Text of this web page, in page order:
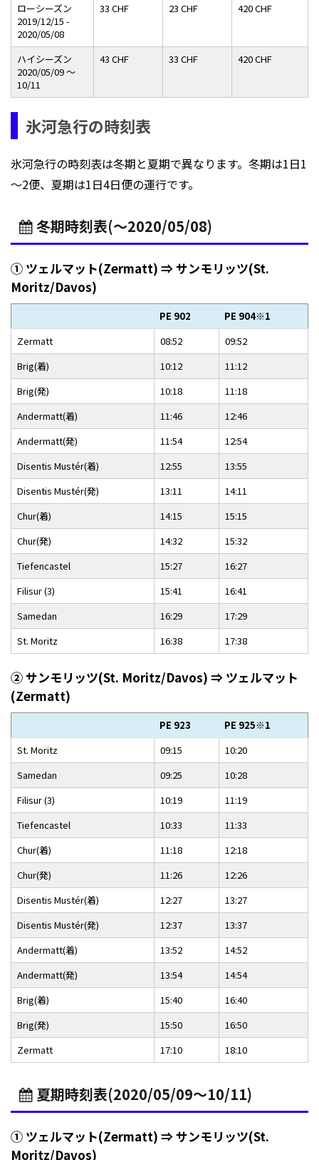
ローシーズン
2019/12/15 -
2020/05/08
33 CHF 23 CHF 420 CHF
ハイシーズン
2020/05/09 ～
10/11
43 CHF 33 CHF 420 CHF
氷河急行の時刻表
氷河急行の時刻表は冬期と夏期で異なります。冬期は1日1
～2便、夏期は1日4日便の運行です。
冬期時刻表(～2020/05/08)
① ツェルマット(Zermatt) ⇒ サンモリッツ(St.
Moritz/Davos)
PE 902
PE 904※1
Zermatt
08:52
09:52
Brig(着)
10:12
11:12
Brig(発)
10:18
11:18
Andermatt(着)
11:46
12:46
Andermatt(発)
11:54
12:54
Disentis Mustér(着)
12:55
13:55
Disentis Mustér(発)
13:11
14:11
Chur(着)
14:15
15:15
Chur(発)
14:32
15:32
Tiefencastel
15:27
16:27
Filisur (3)
15:41
16:41
Samedan
16:29
17:29
St. Moritz
16:38 17:38
② サンモリッツ(St. Moritz/Davos) ⇒ ツェルマット
(Zermatt)
PE 923
PE 925※1
St. Moritz
09:15
10:20
Samedan
09:25
10:28
Filisur (3)
10:19
11:19
Tiefencastel
10:33
11:33
Chur(着)
11:18
12:18
Chur(発)
11:26
12:26
Disentis Mustér(着)
12:27
13:27
Disentis Mustér(発)
12:37
13:37
Andermatt(着)
13:52
14:52
Andermatt(発)
13:54
14:54
Brig(着)
15:40
16:40
Brig(発)
15:50
16:50
Zermatt
17:10 18:10
夏期時刻表(2020/05/09～10/11)
① ツェルマット(Zermatt) ⇒ サンモリッツ(St.
Moritz/Davos)